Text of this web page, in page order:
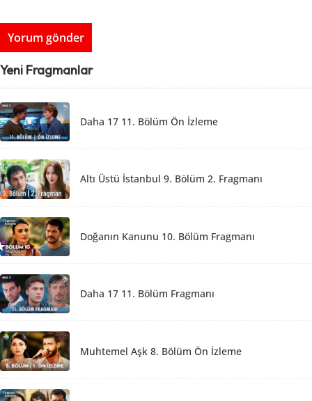
Yeni Fragmanlar
Daha 17 11. Bölüm Ön İzleme
Altı Üstü İstanbul 9. Bölüm 2. Fragmanı
Doğanın Kanunu 10. Bölüm Fragmanı
Daha 17 11. Bölüm Fragmanı
Muhtemel Aşk 8. Bölüm Ön İzleme